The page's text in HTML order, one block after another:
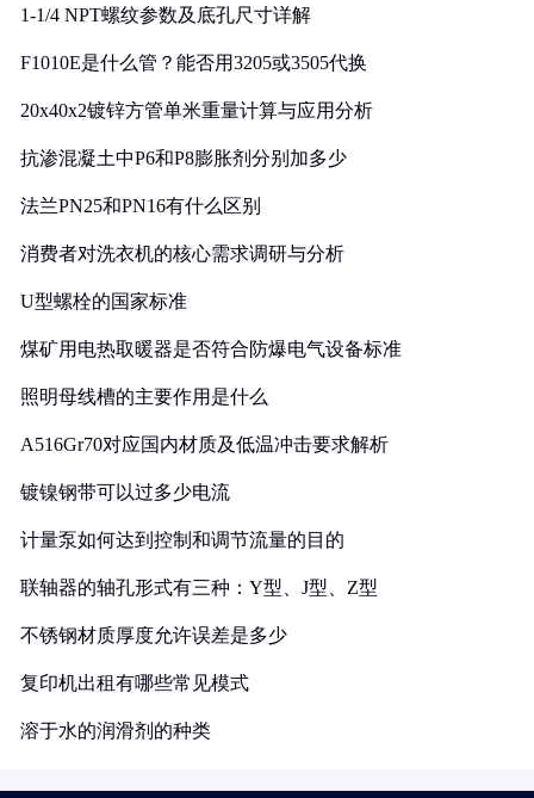
1-1/4 NPT螺纹参数及底孔尺寸详解
F1010E是什么管？能否用3205或3505代换
20x40x2镀锌方管单米重量计算与应用分析
抗渗混凝土中P6和P8膨胀剂分别加多少
法兰PN25和PN16有什么区别
消费者对洗衣机的核心需求调研与分析
U型螺栓的国家标准
煤矿用电热取暖器是否符合防爆电气设备标准
照明母线槽的主要作用是什么
A516Gr70对应国内材质及低温冲击要求解析
镀镍钢带可以过多少电流
计量泵如何达到控制和调节流量的目的
联轴器的轴孔形式有三种：Y型、J型、Z型
不锈钢材质厚度允许误差是多少
复印机出租有哪些常见模式
溶于水的润滑剂的种类